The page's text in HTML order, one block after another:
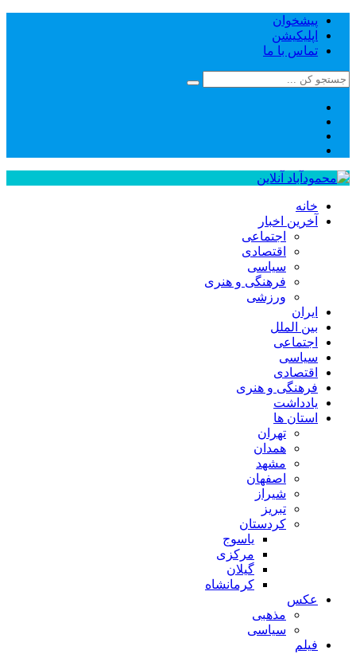
پیشخوان
اپلیکیشن
تماس با ما
خانه
آخرین اخبار
اجتماعی
اقتصادی
سیاسی
فرهنگی و هنری
ورزشی
ایران
بین الملل
اجتماعی
سیاسی
اقتصادی
فرهنگی و هنری
یادداشت
استان ها
تهران
همدان
مشهد
اصفهان
شیراز
تبریز
کردستان
یاسوج
مرکزی
گیلان
کرمانشاه
عکس
مذهبی
سیاسی
فیلم